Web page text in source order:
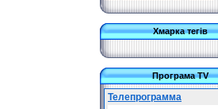
Хмарка тегів
Програма TV
Телепрограмма